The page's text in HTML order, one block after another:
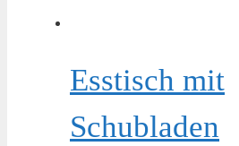
Esstisch mit
Schubladen